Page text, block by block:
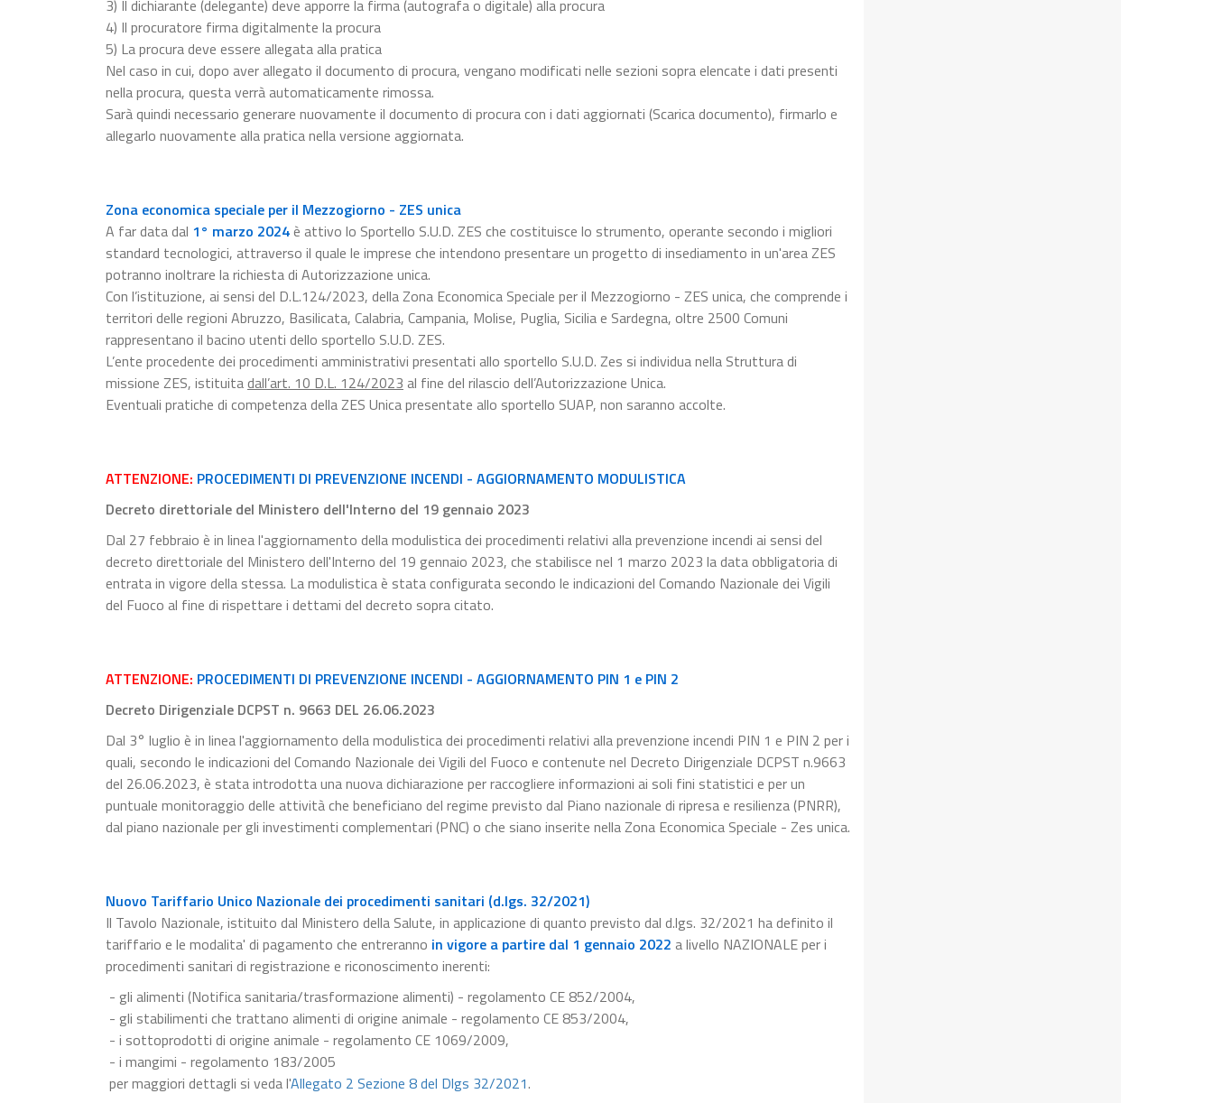
3) Il dichiarante (delegante) deve apporre la firma (autografa o digitale) alla procura
4) Il procuratore firma digitalmente la procura
5) La procura deve essere allegata alla pratica
Nel caso in cui, dopo aver allegato il documento di procura, vengano modificati nelle sezioni sopra elencate i dati presenti
nella procura, questa verrà automaticamente rimossa.
Sarà quindi necessario generare nuovamente il documento di procura con i dati aggiornati (Scarica documento), firmarlo e
allegarlo nuovamente alla pratica nella versione aggiornata.
Zona economica speciale per il Mezzogiorno - ZES unica
A far data dal 1° marzo 2024è attivo lo Sportello S.U.D. ZES che costituisce lo strumento, operante secondo i migliori
standard tecnologici, attraverso il quale le imprese che intendono presentare un progetto di insediamento in un'area ZES
potranno inoltrare la richiesta di Autorizzazione unica.
Con l’istituzione, ai sensi del D.L.124/2023, della Zona Economica Speciale per il Mezzogiorno - ZES unica, che comprende i
territori delle regioni Abruzzo, Basilicata, Calabria, Campania, Molise, Puglia, Sicilia e Sardegna, oltre 2500 Comuni
rappresentano il bacino utenti dello sportello S.U.D. ZES.
L’ente procedente dei procedimenti amministrativi presentati allo sportello S.U.D. Zes si individua nella Struttura di
missione ZES, istituitadall’art. 10 D.L. 124/2023 al fine del rilascio dell’Autorizzazione Unica.
Eventuali pratiche di competenza della ZES Unica presentate allo sportello SUAP, non saranno accolte.
ATTENZIONE: PROCEDIMENTI DI PREVENZIONE INCENDI - AGGIORNAMENTO MODULISTICA
Decreto direttoriale del Ministero dell'Interno del 19 gennaio 2023
Dal 27 febbraio è in linea l'aggiornamento della modulistica dei procedimenti relativi alla prevenzione incendi ai sensi del
decreto direttoriale del Ministero dell'Interno del 19 gennaio 2023, che stabilisce nel 1 marzo 2023 la data obbligatoria di
entrata in vigore della stessa. La modulistica è stata configurata secondo le indicazioni del Comando Nazionale dei Vigili
del Fuoco al fine di rispettare i dettami del decreto sopra citato.
ATTENZIONE: PROCEDIMENTI DI PREVENZIONE INCENDI - AGGIORNAMENTO PIN 1 e PIN 2
Decreto Dirigenziale DCPST n. 9663 DEL 26.06.2023
Dal 3° luglio è in linea l'aggiornamento della modulistica dei procedimenti relativi alla prevenzione incendi PIN 1 e PIN 2 per i
quali, secondo le indicazioni del Comando Nazionale dei Vigili del Fuoco e contenute nel Decreto Dirigenziale DCPST n.9663
del 26.06.2023, è stata introdotta una nuova dichiarazione per raccogliere informazioni ai soli fini statistici e per un
puntuale monitoraggio delle attività che beneficiano del regime previsto dal Piano nazionale di ripresa e resilienza (PNRR),
dal piano nazionale per gli investimenti complementari (PNC) o che siano inserite nella Zona Economica Speciale - Zes unica.
Nuovo Tariffario Unico Nazionale dei procedimenti sanitari (d.lgs. 32/2021)
Il Tavolo Nazionale, istituito dal Ministero della Salute, in applicazione di quanto previsto dal d.lgs. 32/2021 ha definito il
tariffario e le modalita' di pagamento che entreranno in vigore a partire dal 1 gennaio 2022 a livello NAZIONALE per i
procedimenti sanitari di registrazione e riconoscimento inerenti:
- gli alimenti (Notifica sanitaria/trasformazione alimenti) - regolamento CE 852/2004,
- gli stabilimenti che trattano alimenti di origine animale - regolamento CE 853/2004,
- i sottoprodotti di origine animale - regolamento CE 1069/2009,
- i mangimi - regolamento 183/2005
per maggiori dettagli si veda l'Allegato 2 Sezione 8 del Dlgs 32/2021.